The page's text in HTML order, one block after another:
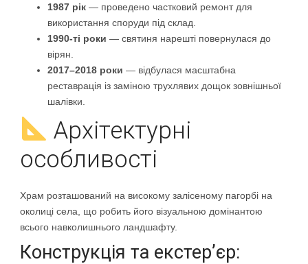
1987 рік — проведено частковий ремонт для
використання споруди під склад.
1990-ті роки — святиня нарешті повернулася до
вірян.
2017–2018 роки — відбулася масштабна
реставрація із заміною трухлявих дощок зовнішньої
шалівки.
Архітектурні
особливості
Храм розташований на високому залісеному пагорбі на
околиці села, що робить його візуальною домінантою
всього навколишнього ландшафту.
Конструкція та екстер’єр: